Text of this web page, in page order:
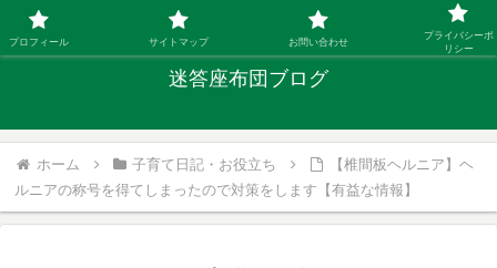
「ひとり親」40代シングルファザーの子育て迷答
迷答座布団ブログ
ホーム 子育て日記・お役立ち
【椎間板ヘルニア】ヘ
ルニアの称号を得てしまったので対策をします【有益な情報】
プロフィール サイトマップ お問い合わせ
プライバシーポ
リシー